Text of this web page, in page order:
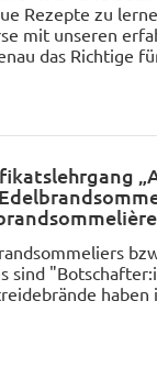
Rezepte zu
mit unseren
das Richtige
sind
haben